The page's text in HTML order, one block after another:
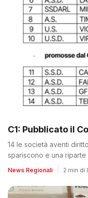
C1: Pubblicato il
14 le società aventi
spariscono e una riparte
News Regionali 2 min di